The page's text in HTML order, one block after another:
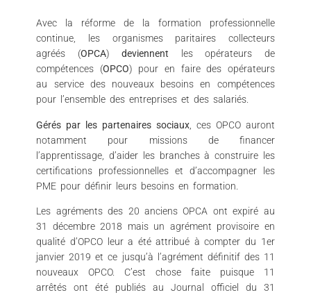
Avec la réforme de la formation professionnelle
continue, les organismes paritaires collecteurs
agréés (OPCA)deviennent les opérateurs de
compétences (OPCO) pour en faire des opérateurs
au service des nouveaux besoins en compétences
pour l’ensemble des entreprises et des salariés.
Gérés par les partenaires sociaux, ces OPCO auront
notamment pour missions de financer
l’apprentissage, d’aider les branches à construire les
certifications professionnelles et d’accompagner les
PME pour définir leurs besoins en formation.
Les agréments des 20 anciens OPCA ont expiré au
31 décembre 2018 mais un agrément provisoire en
qualité d’OPCO leur a été attribué à compter du 1er
janvier 2019 et ce jusqu’à l’agrément définitif des 11
nouveaux OPCO. C’est chose faite puisque 11
arrêtés ont été publiés au Journal officiel du 31